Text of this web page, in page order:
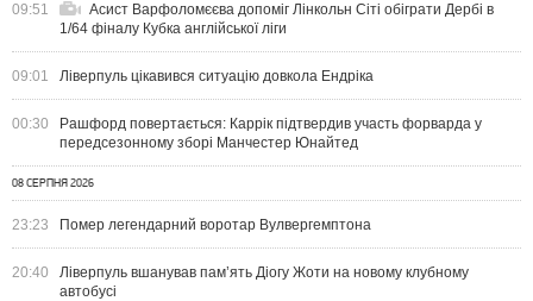
09:51
Асист Варфоломєєва допоміг Лінкольн Сіті обіграти Дербі в
1/64 фіналу Кубка англійської ліги
09:01 Ліверпуль цікавився ситуацію довкола Ендріка
00:30
Рашфорд повертається: Каррік підтвердив участь форварда у
передсезонному зборі Манчестер Юнайтед
08 СЕРПНЯ 2026
23:23 Помер легендарний воротар Вулвергемптона
20:40
Ліверпуль вшанував пам’ять Діогу Жоти на новому клубному
автобусі